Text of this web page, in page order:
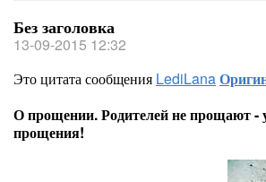
Без заголовка
13-09-2015 12:32
Это цитата сообщения LediLana
О прощении. Родителей не прощают -
прощения!